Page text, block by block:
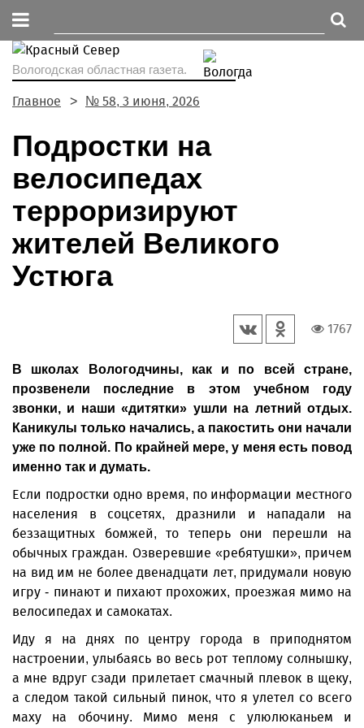
Вологодская областная газета.
Главное № 58, 3 июня, 2026
Подростки на
велосипедах
терроризируют
жителей Великого
Устюга
1767
В школах Вологодчины, как и по всей стране,
прозвенели последние в этом учебном году
звонки, и наши «дитятки» ушли на летний отдых.
Каникулы только начались, а пакостить они начали
уже по полной. По крайней мере, у меня есть повод
именно так и думать.
Если подростки одно время, по информации местного
населения в соцсетях, дразнили и нападали на
беззащитных бомжей, то теперь они перешли на
обычных граждан. Озверевшие «ребятушки», причем
на вид им не более двенадцати лет, придумали новую
игру - пинают и пихают прохожих, проезжая мимо на
велосипедах и самокатах.
Иду я на днях по центру города в приподнятом
настроении, улыбаясь во весь рот теплому солнышку,
а мне вдруг сзади прилетает смачный плевок в щеку,
а следом такой сильный пинок, что я улетел со всего
маху на обочину. Мимо меня с улюлюканьем и